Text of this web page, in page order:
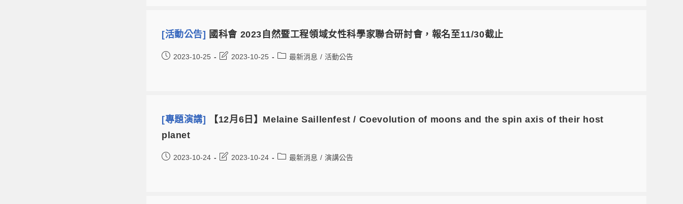
[活動公告] 國科會 2023自然暨工程領域女性科學家聯合研討會，報名至11/30截止
2023-10-25 2023-10-25 最新消息 / 活動公告
[專題演講]
【12月6日】Melaine Saillenfest / Coevolution of moons and the spin axis of their host
planet
2023-10-24 2023-10-24 最新消息 / 演講公告